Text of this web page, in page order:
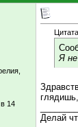
14
Я
Делай